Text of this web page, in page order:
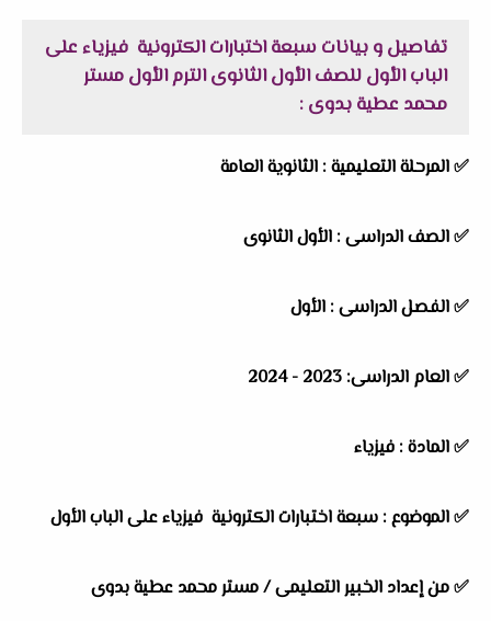
تفاصيل و بياناتسبعة اختبارات الكترونية فيزياء على
الباب الأول للصف الأول الثانوى الترم الأول مستر
محمد عطية بدوى:
✅ المرحلة التعليمية : الثانوية العامة
✅ الصف الدراسى : الأول الثانوى
✅ الفصل الدراسى : الأول
✅ العام الدراسى: 2023 - 2024
✅ المادة : فيزياء
✅ الموضوع : سبعة اختبارات الكترونية فيزياء على الباب الأول
✅ من إعداد الخبير التعليمى / مستر محمد عطية بدوى